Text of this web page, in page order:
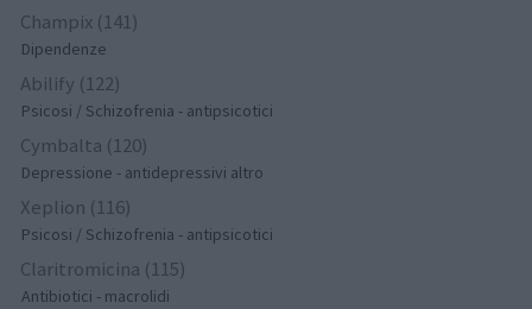
Champix (141)
Dipendenze
Abilify (122)
Psicosi / Schizofrenia - antipsicotici
Cymbalta (120)
Depressione - antidepressivi altro
Xeplion (116)
Psicosi / Schizofrenia - antipsicotici
Claritromicina (115)
Antibiotici - macrolidi